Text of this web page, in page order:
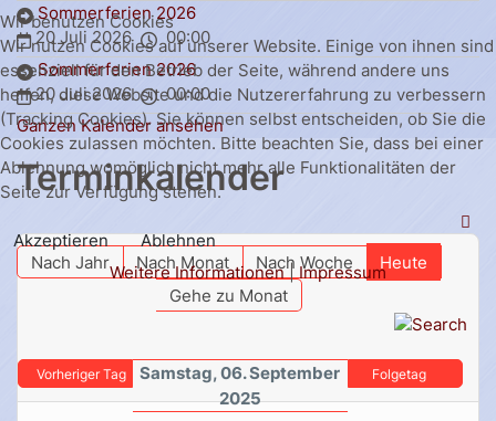
Sommerferien 2026
20 Juli 2026
00:00
Sommerferien 2026
20 Juli 2026
00:00
Ganzen Kalender ansehen
Terminkalender
Nach Jahr Nach Monat Nach Woche
Heute
Gehe zu Monat
Vorheriger Tag
Samstag, 06. September
2025
Folgetag
Wir benutzen Cookies
Wir nutzen Cookies auf unserer Website. Einige von ihnen sind
essenziell für den Betrieb der Seite, während andere uns
helfen, diese Website und die Nutzererfahrung zu verbessern
(Tracking Cookies). Sie können selbst entscheiden, ob Sie die
Cookies zulassen möchten. Bitte beachten Sie, dass bei einer
Ablehnung womöglich nicht mehr alle Funktionalitäten der
Seite zur Verfügung stehen.
Akzeptieren
Ablehnen
Weitere Informationen| Impressum